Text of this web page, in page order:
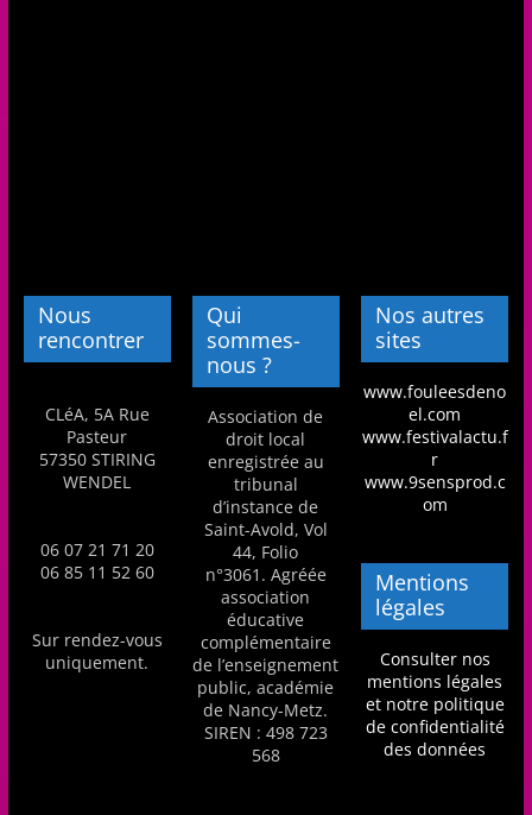
Nous
rencontrer
CLéA, 5A Rue
Pasteur
57350 STIRING
WENDEL
06 07 21 71 20
06 85 11 52 60
Sur rendez-vous
uniquement.
Qui
sommes-
nous ?
Association de
droit local
enregistrée au
tribunal
d’instance de
Saint-Avold, Vol
44, Folio
n°3061. Agréée
association
éducative
complémentaire
de l’enseignement
public, académie
de Nancy-Metz.
SIREN : 498 723
568
Nos autres
sites
www.fouleesdeno
el.com
www.festivalactu.f
r
www.9sensprod.c
om
Mentions
légales
Consulter nos
mentions légales
et notre politique
de confidentialité
des données